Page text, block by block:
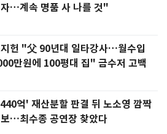
…계속 명품 사 나를 것"
헌 "父 90년대 일타강사…월수입
만원에 100평대 집" 금수저 고백
억' 재산분할 판결 뒤 노소영 깜짝
…최수종 공연장 찾았다